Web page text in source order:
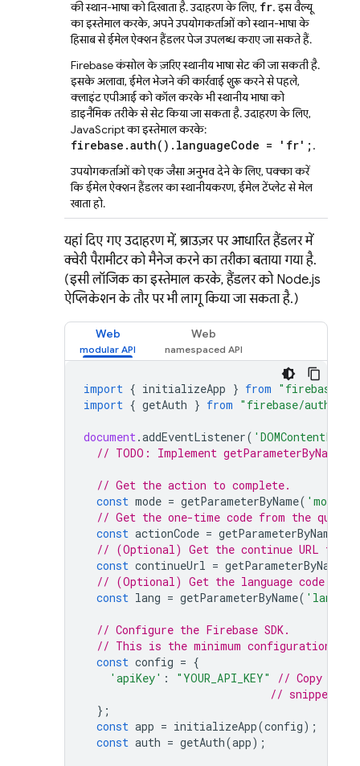
की स्थान-भाषा को दिखाता है. उदाहरण के लिए, fr. इस वैल्यू
का इस्तेमाल करके, अपने उपयोगकर्ताओं को स्थान-भाषा के
हिसाब से ईमेल ऐक्शन हैंडलर पेज उपलब्ध कराए जा सकते हैं.
Firebase कंसोल के ज़रिए स्थानीय भाषा सेट की जा सकती है.
इसके अलावा, ईमेल भेजने की कार्रवाई शुरू करने से पहले,
क्लाइंट एपीआई को कॉल करके भी स्थानीय भाषा को
डाइनैमिक तरीके से सेट किया जा सकता है. उदाहरण के लिए,
JavaScript का इस्तेमाल करके:
firebase.auth().languageCode = 'fr'; .
उपयोगकर्ताओं को एक जैसा अनुभव देने के लिए, पक्का करें
कि ईमेल ऐक्शन हैंडलर का स्थानीयकरण, ईमेल टेंप्लेट से मेल
खाता हो.
यहां दिए गए उदाहरण में, ब्राउज़र पर आधारित हैंडलर में
क्वेरी पैरामीटर को मैनेज करने का तरीका बताया गया है.
(इसी लॉजिक का इस्तेमाल करके, हैंडलर को Node.js
ऐप्लिकेशन के तौर पर भी लागू किया जा सकता है.)
Web Web
import { initializeApp } from "firebase/
import { getAuth } from "firebase/auth"
document.addEventListener(
// TODO: Implement getParameterByName()
// Get the action to complete.
const mode = getParameterByName( 'mode'
// Get the one-time code from the query
const actionCode = getParameterByName
// (Optional) Get the continue URL
const continueUrl = getParameterByName
// (Optional) Get the language code if
const lang = getParameterByName( 'lang'
// Configure the Firebase SDK.
// This is the minimum configuration
const config = {
'apiKey' : "YOUR_API_KEY"
// Copy this
// snippet
};
const app = initializeApp(config);
const auth = getAuth(app);